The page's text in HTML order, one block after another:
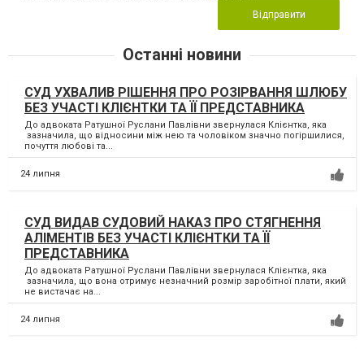
Відправити
Останні новини
СУД УХВАЛИВ РІШЕННЯ ПРО РОЗІРВАННЯ ШЛЮБУ
БЕЗ УЧАСТІ КЛІЄНТКИ ТА ЇЇ ПРЕДСТАВНИКА
До адвоката Ратушної Руслани Павлівни звернулася Клієнтка, яка
зазначила, що відносини між нею та чоловіком значно погіршилися,
почуття любові та...
24 липня
СУД ВИДАВ СУДОВИЙ НАКАЗ ПРО СТЯГНЕННЯ
АЛІМЕНТІВ БЕЗ УЧАСТІ КЛІЄНТКИ ТА ЇЇ
ПРЕДСТАВНИКА
До адвоката Ратушної Руслани Павлівни звернулася Клієнтка, яка
зазначила, що вона отримує незначний розмір заробітної плати, який
не вистачає на...
24 липня